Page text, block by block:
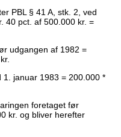
PBL § 41 A, stk. 2, ved
40 pct. af 500.000 kr. =
udgangen af 1982 =
januar 1983 = 200.000 *
foretaget før
kr. og bliver herefter